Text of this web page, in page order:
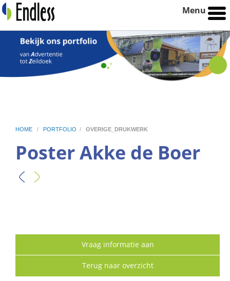
Menu
HOME / PORTFOLIO / OVERIGE_DRUKWERK
Poster Akke de Boer
Vraag informatie aan
Terug naar overzicht